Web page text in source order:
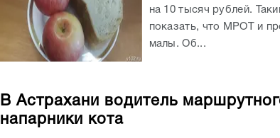
на 10 тысяч рублей.
показать, что МРОТ и
малы. Об...
В Астрахани водитель
напарники кота